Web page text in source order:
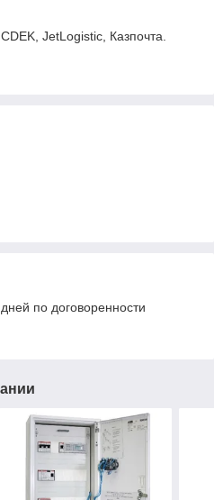
JetLogistic, Казпочта.
по договоренности